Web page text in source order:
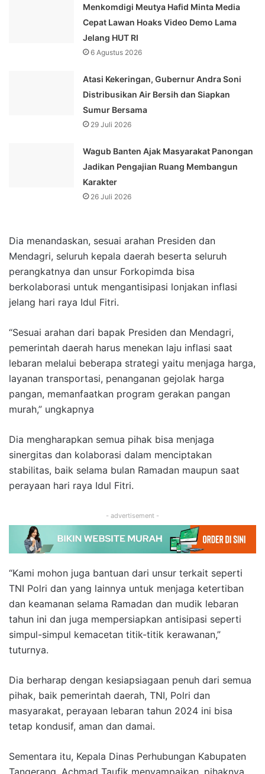
Menkomdigi Meutya Hafid Minta Media
Cepat Lawan Hoaks Video Demo Lama
Jelang HUT RI
6 Agustus 2026
Atasi Kekeringan, Gubernur Andra Soni
Distribusikan Air Bersih dan Siapkan
Sumur Bersama
29 Juli 2026
Wagub Banten Ajak Masyarakat Panongan
Jadikan Pengajian Ruang Membangun
Karakter
26 Juli 2026
Dia menandaskan, sesuai arahan Presiden dan
Mendagri, seluruh kepala daerah beserta seluruh
perangkatnya dan unsur Forkopimda bisa
berkolaborasi untuk mengantisipasi lonjakan inflasi
jelang hari raya Idul Fitri.
“Sesuai arahan dari bapak Presiden dan Mendagri,
pemerintah daerah harus menekan laju inflasi saat
lebaran melalui beberapa strategi yaitu menjaga harga,
layanan transportasi, penanganan gejolak harga
pangan, memanfaatkan program gerakan pangan
murah,” ungkapnya
Dia mengharapkan semua pihak bisa menjaga
sinergitas dan kolaborasi dalam menciptakan
stabilitas, baik selama bulan Ramadan maupun saat
perayaan hari raya Idul Fitri.
- advertisement -
“Kami mohon juga bantuan dari unsur terkait seperti
TNI Polri dan yang lainnya untuk menjaga ketertiban
dan keamanan selama Ramadan dan mudik lebaran
tahun ini dan juga mempersiapkan antisipasi seperti
simpul-simpul kemacetan titik-titik kerawanan,”
tuturnya.
Dia berharap dengan kesiapsiagaan penuh dari semua
pihak, baik pemerintah daerah, TNI, Polri dan
masyarakat, perayaan lebaran tahun 2024 ini bisa
tetap kondusif, aman dan damai.
Sementara itu, Kepala Dinas Perhubungan Kabupaten
Tangerang, Achmad Taufik menyampaikan, pihaknya